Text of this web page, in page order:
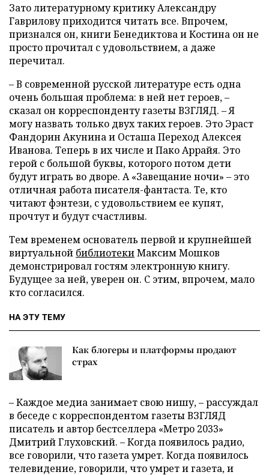
Зато литературному критику Александру
Гаврилову приходится читать все. Впрочем,
признался он, книги Бенедиктова и Костина он не
просто прочитал с удовольствием, а даже
перечитал.
– В современной русской литературе есть одна
очень большая проблема: в ней нет героев, –
сказал он корреспонденту газеты ВЗГЛЯД. – Я
могу назвать только двух таких героев. Это Эраст
Фандорин Акунина и Осташа Переход Алексея
Иванова. Теперь в их числе и Пако Аррайя. Это
герой с большой буквы, которого потом дети
будут играть во дворе. А «Завещание ночи» – это
отличная работа писателя-фантаста. Те, кто
читают фэнтези, с удовольствием ее купят,
прочтут и будут счастливы.
Тем временем основатель первой и крупнейшей
виртуальной библиотекиМаксим Мошков
демонстрировал гостям электронную книгу.
Будущее за ней, уверен он. С этим, впрочем, мало
кто согласился.
НА ЭТУ ТЕМУ
Как блогеры и платформы продают
страх
– Каждое медиа занимает свою нишу, – рассуждал
в беседе с корреспондентом газеты ВЗГЛЯД
писатель и автор бестселлера «Метро 2033»
Дмитрий Глуховский. – Когда появилось радио,
все говорили, что газета умрет. Когда появилось
телевидение, говорили, что умрет и газета, и